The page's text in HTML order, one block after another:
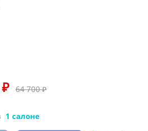
64 700 ₽
1 салоне